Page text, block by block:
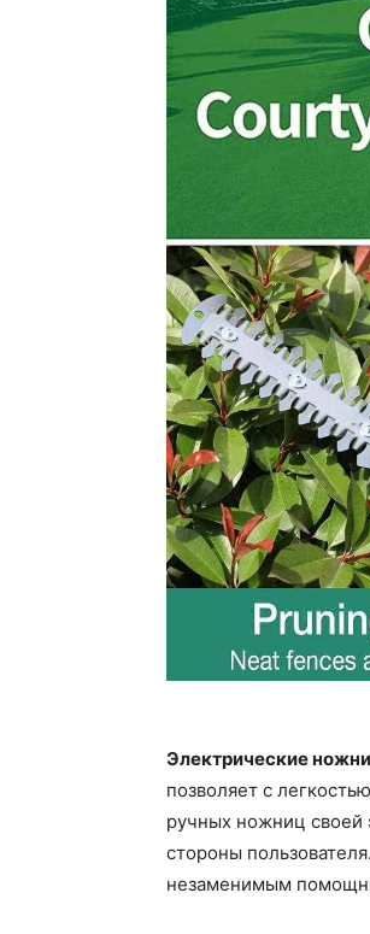
Электрические
позволяет с
ручных ножниц своей
стороны
незаменимым